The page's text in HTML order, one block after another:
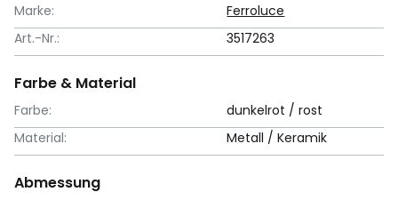
Marke:
Ferroluce
Art.-Nr.:
3517263
Farbe & Material
Farbe:
dunkelrot / rost
Material:
Metall / Keramik
Abmessung